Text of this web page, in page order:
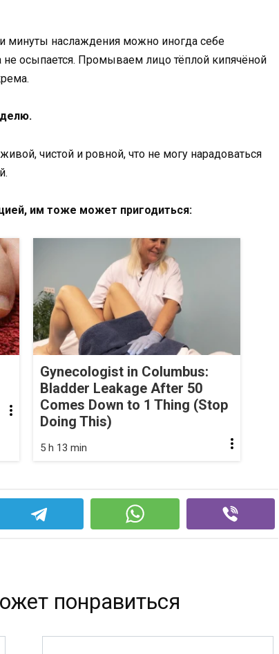
минуты наслаждения можно иногда себе
не осыпается. Промываем лицо тёплой кипячёной
чистой и ровной, что не могу нарадоваться
им тоже может пригодиться:
Gynecologist in Columbus:
Bladder Leakage After 50
Comes Down to 1 Thing (Stop
Doing This)
5 h 13 min
понравиться